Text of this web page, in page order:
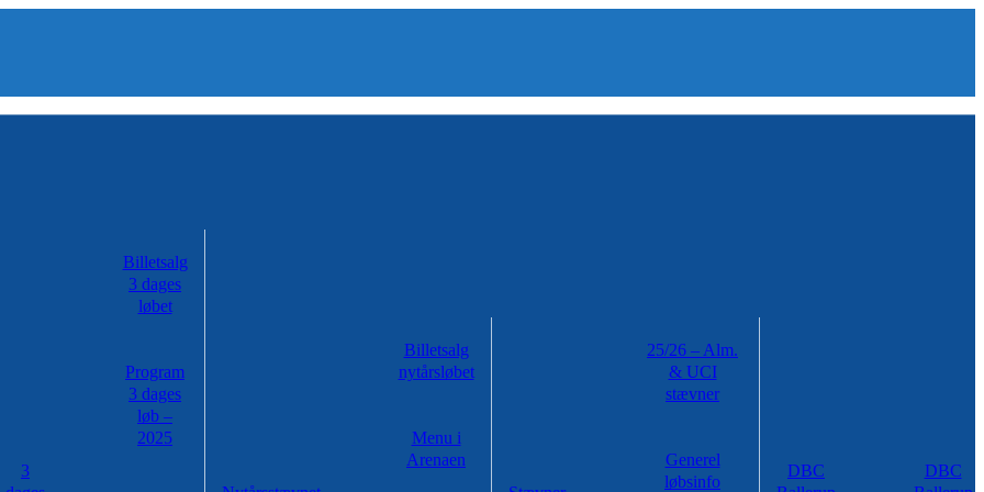
3
Billetsalg
3 dages
løbet
Program
3 dages
løb –
2025
Billetsalg
nytårsløbet
Menu i
Arenaen
25/26 – Alm.
& UCI
stævner
Generel
løbsinfo
DBC
DBC